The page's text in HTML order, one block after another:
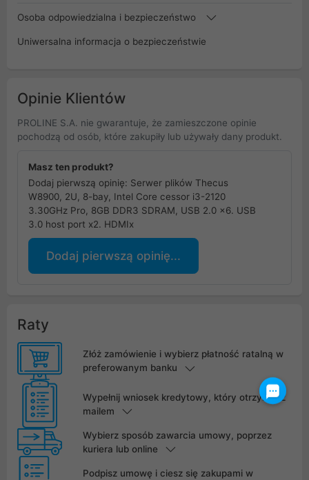
Osoba odpowiedzialna i bezpieczeństwo
Uniwersalna informacja o bezpieczeństwie
Opinie Klientów
PROLINE S.A. nie gwarantuje, że zamieszczone opinie
pochodzą od osób, które zakupiły lub używały dany produkt.
Masz ten produkt?
Dodaj pierwszą opinię: Serwer plików Thecus
W8900, 2U, 8-bay, Intel Core cessor i3-2120
3.30GHz Pro, 8GB DDR3 SDRAM, USB 2.0 x6. USB
3.0 host port x2. HDMIx
Dodaj pierwszą opinię...
Raty
Złóż zamówienie i wybierz płatność ratalną w
preferowanym banku
Wypełnij wniosek kredytowy, który otrzymasz
mailem
Wybierz sposób zawarcia umowy, poprzez
kuriera lub online
Podpisz umowę i ciesz się zakupami w